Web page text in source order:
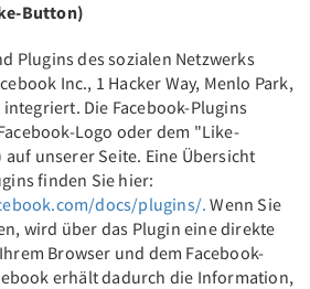
Button)
Plugins des sozialen Netzwerks
Inc., 1 Hacker Way, Menlo Park,
Die Facebook-Plugins
Logo oder dem "Like-
unserer Seite. Eine Übersicht
finden Sie hier:
docs/plugins/. Wenn Sie
wird über das Plugin eine direkte
Browser und dem Facebook-
erhält dadurch die Information,